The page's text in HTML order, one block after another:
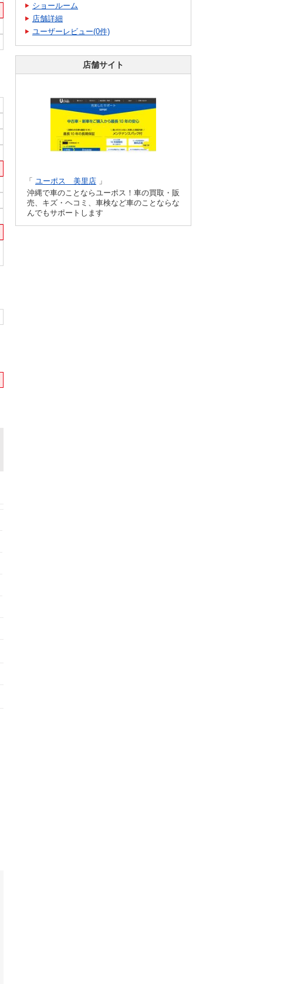
ショールーム
店舗詳細
ユーザーレビュー(0件)
店舗サイト
「 ユーポス 美里店 」
沖縄で車のことならユーポス！車の買取・販
売、キズ・ヘコミ、車検など車のことならな
んでもサポートします